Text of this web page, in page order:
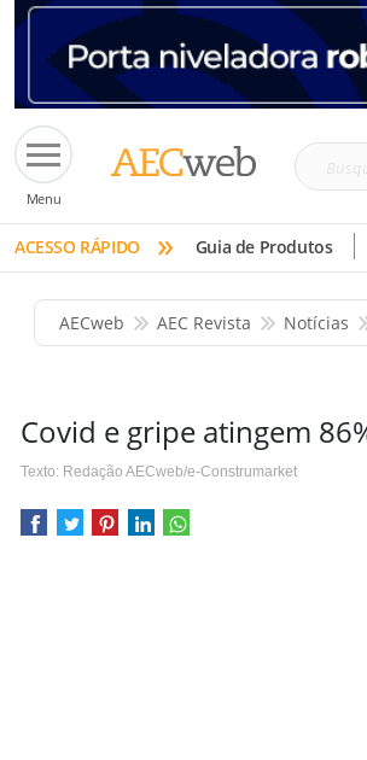
Menu
Busque
tinta,
etc
ACESSO RÁPIDO » Guia de Produtos
AECweb AEC Revista Notícias
Covid e gripe atingem
Texto: Redação AECweb/e-Construmarket